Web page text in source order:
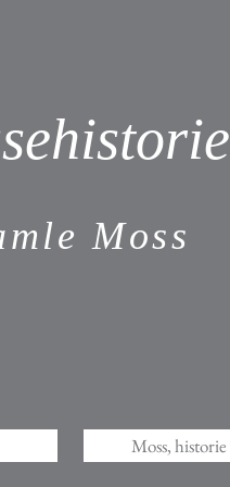
Moss
Moss, historie